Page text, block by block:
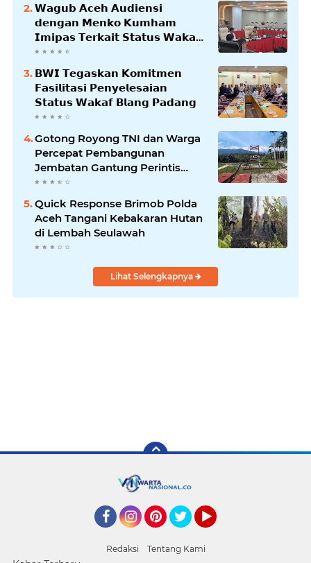
𝗪𝗮𝗴𝘂𝗯 𝗔𝗰𝗲𝗵 𝗔𝘂𝗱𝗶𝗲𝗻𝘀𝗶
𝗱𝗲𝗻𝗴𝗮𝗻 𝗠𝗲𝗻𝗸𝗼 𝗞𝘂𝗺𝗵𝗮𝗺
𝗜𝗺𝗶𝗽𝗮𝘀 𝗧𝗲𝗿𝗸𝗮𝗶𝘁 𝗦𝘁𝗮𝘁𝘂𝘀 𝗪𝗮𝗸𝗮𝗳
𝗕𝗹𝗮𝗻𝗴𝗽𝗮𝗱𝗮𝗻𝗴
𝗕𝗪𝗜 𝗧𝗲𝗴𝗮𝘀𝗸𝗮𝗻 𝗞𝗼𝗺𝗶𝘁𝗺𝗲𝗻
𝗙𝗮𝘀𝗶𝗹𝗶𝘁𝗮𝘀𝗶 𝗣𝗲𝗻𝘆𝗲𝗹𝗲𝘀𝗮𝗶𝗮𝗻
𝗦𝘁𝗮𝘁𝘂𝘀 𝗪𝗮𝗸𝗮𝗳 𝗕𝗹𝗮𝗻𝗴 𝗣𝗮𝗱𝗮𝗻𝗴
Gotong Royong TNI dan Warga
Percepat Pembangunan
Jembatan Gantung Perintis
Kuta Ujung Aceh Tenggara
Quick Response Brimob Polda
Aceh Tangani Kebakaran Hutan
di Lembah Seulawah
Lihat Selengkapnya
Redaksi Tentang Kami